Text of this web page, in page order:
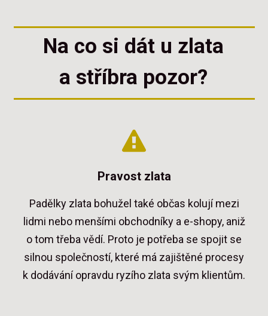
Na co si dát u zlata
a stříbra pozor?
Pravost zlata
Padělky zlata bohužel také občas kolují mezi
lidmi nebo menšími obchodníky a e-shopy, aniž
o tom třeba vědí. Proto je potřeba se spojit se
silnou společností, které má zajištěné procesy
k dodávání opravdu ryzího zlata svým klientům.